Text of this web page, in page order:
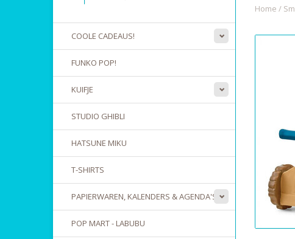
COOLE CADEAUS!
FUNKO POP!
KUIFJE
STUDIO GHIBLI
HATSUNE MIKU
T-SHIRTS
PAPIERWAREN, KALENDERS & AGENDA'S
POP MART - LABUBU
Home /